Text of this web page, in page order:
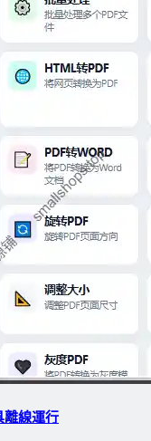
離線運行